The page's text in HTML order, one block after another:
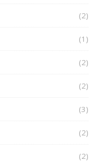
(2)
(1)
(2)
(2)
(3)
(2)
(2)